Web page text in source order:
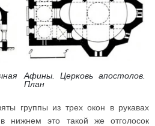
Афины. Церковь апостолов.
План
группы из трех окон в рукавах
нижнем это такой же отголосок